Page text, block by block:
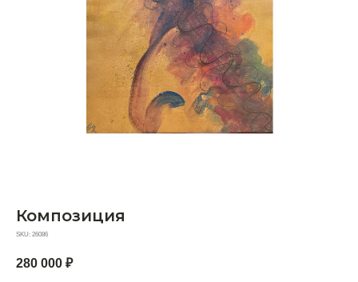
Композиция
SKU: 26086
280 000 ₽